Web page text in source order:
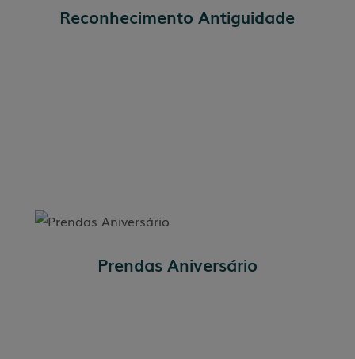
Reconhecimento Antiguidade
Prendas Aniversário